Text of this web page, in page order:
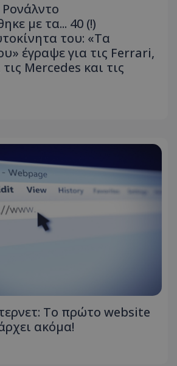
με τα... 40 (!)
του: «Τα
έγραψε για τις Ferrari,
Mercedes και τις
Το πρώτο website
ακόμα!